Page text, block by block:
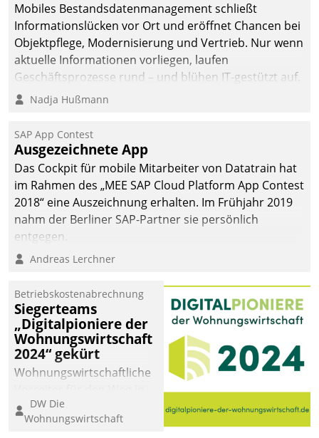
Mobiles Bestandsdatenmanagement schließt
Informationslücken vor Ort und eröffnet Chancen bei
Objektpflege, Modernisierung und Vertrieb. Nur wenn
aktuelle Informationen vorliegen, laufen
Geschäftsprozesse rund – und blühen IT-gestützt auf.
Nadja Hußmann
SAP App Contest
Ausgezeichnete App
Das Cockpit für mobile Mitarbeiter von Datatrain hat
im Rahmen des „MEE SAP Cloud Platform App Contest
2018“ eine Auszeichnung erhalten. Im Frühjahr 2019
nahm der Berliner SAP-Partner sie persönlich
entgegen.
Andreas Lerchner
Betriebskostenabrechnung
Siegerteams
„Digitalpioniere der
Wohnungswirtschaft
2024“ gekürt
Wohnungswirtschaftliche
eine digitale Zukunft zu
finden, ist das Ziel des
DW Die
Wohnungswirtschaft